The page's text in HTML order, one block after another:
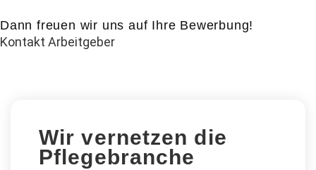
Dann freuen wir uns auf Ihre Bewerbung!
Kontakt Arbeitgeber
Wir vernetzen die
Pflegebranche